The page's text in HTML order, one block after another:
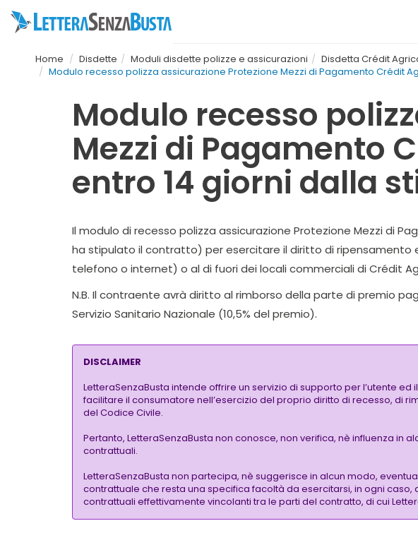
Home Disdette Moduli disdette polizze e assicurazioni
Disdetta Crédit
Modulo recesso polizza assicurazione Protezione Mezzi di Pagamento Crédit
Modulo recesso
Mezzi di Pagamento
entro 14 giorni dalla
Il modulo di recesso polizza assicurazione Protezione Mezzi di
ha stipulato il contratto) per esercitare il diritto di
telefono o internet) o al di fuori dei locali commerciali di Crédit
N.B. Il contraente avrà diritto al rimborso della parte di premio
Servizio Sanitario Nazionale (10,5% del premio).
DISCLAIMER
LetteraSenzaBusta intende offrire un servizio di supporto per l’utente
facilitare il consumatore nell’esercizio del proprio diritto di recesso, di
del Codice Civile.
Pertanto, LetteraSenzaBusta non conosce, non verifica, nè influenza
contrattuali.
LetteraSenzaBusta non partecipa, nè suggerisce in alcun modo,
contrattuale che resta una specifica facoltà da esercitarsi, in ogni
contrattuali effettivamente vincolanti tra le parti del contratto, di cui